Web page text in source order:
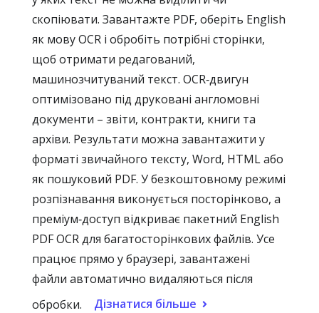
скопіювати. Завантажте PDF, оберіть English
як мову OCR і обробіть потрібні сторінки,
щоб отримати редагований,
машинозчитуваний текст. OCR‑двигун
оптимізовано під друковані англомовні
документи – звіти, контракти, книги та
архіви. Результати можна завантажити у
форматі звичайного тексту, Word, HTML або
як пошуковий PDF. У безкоштовному режимі
розпізнавання виконується посторінково, а
преміум‑доступ відкриває пакетний English
PDF OCR для багатосторінкових файлів. Усе
працює прямо у браузері, завантажені
файли автоматично видаляються після
обробки.
Дізнатися більше